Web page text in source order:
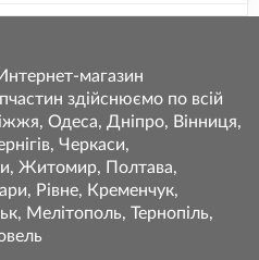
магазин
здійснюємо по всій
Одеса, Дніпро, Вінниця,
Черкаси,
Житомир, Полтава,
Рівне, Кременчук,
Мелітополь, Тернопіль,